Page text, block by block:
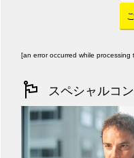
[an error occurred while processing
スペシャルコ